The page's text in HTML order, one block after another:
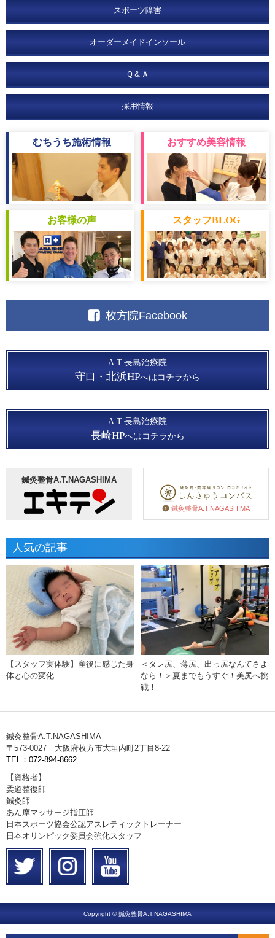
スポーツ障害
オーダーメイドインソール
Ｑ＆Ａ
採用情報
むちうち施術情報 おすすめ美容情報
お客様の声 スタッフBLOG
枚方院Facebook
A.T.長島治療院
守口・北浜HPへはコチラから
A.T.長島治療院
長崎HPへはコチラから
鍼灸整骨A.T.NAGASHIMA
鍼灸整骨A.T.NAGASHIMA
人気の記事
【スタッフ実体験】産後に感じた身
体と心の変化
＜タレ尻、薄尻、出っ尻なんてさよ
なら！＞夏までもうすぐ！美尻へ挑
戦！
鍼灸整骨A.T.NAGASHIMA
〒573-0027 大阪府枚方市大垣内町2丁目8-22
TEL：072-894-8662
【資格者】
柔道整復師
鍼灸師
あん摩マッサージ指圧師
日本スポーツ協会公認アスレティックトレーナー
日本オリンピック委員会強化スタッフ
Copyright © 鍼灸整骨A.T.NAGASHIMA